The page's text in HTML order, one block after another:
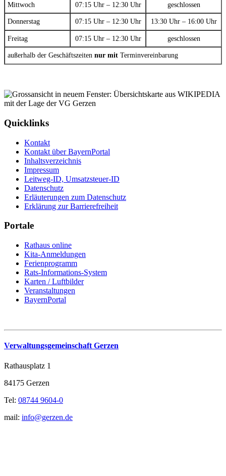
Mittwoch 07:15 Uhr – 12:30 Uhr geschlossen
Donnerstag 07:15 Uhr – 12:30 Uhr 13:30 Uhr – 16:00 Uhr
Freitag 07:15 Uhr – 12:30 Uhr geschlossen
außerhalb der Geschäftszeiten nur mit Terminvereinbarung
Quicklinks
Kontakt
Kontakt über BayernPortal
Inhaltsverzeichnis
Impressum
Leitweg-ID, Umsatzsteuer-ID
Datenschutz
Erläuterungen zum Datenschutz
Erklärung zur Barrierefreiheit
Portale
Rathaus online
Kita-Anmeldungen
Ferienprogramm
Rats-Informations-System
Karten / Luftbilder
Veranstaltungen
BayernPortal
Verwaltungsgemeinschaft Gerzen
Rathausplatz 1
84175 Gerzen
Tel: 08744 9604-0
mail: info@gerzen.de